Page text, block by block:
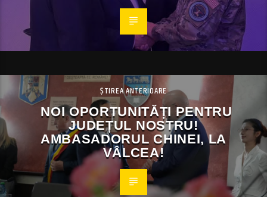
ȘTIREA ANTERIOARE
NOI OPORTUNITĂȚI PENTRU
JUDEȚUL NOSTRU!
AMBASADORUL CHINEI, LA
VÂLCEA!